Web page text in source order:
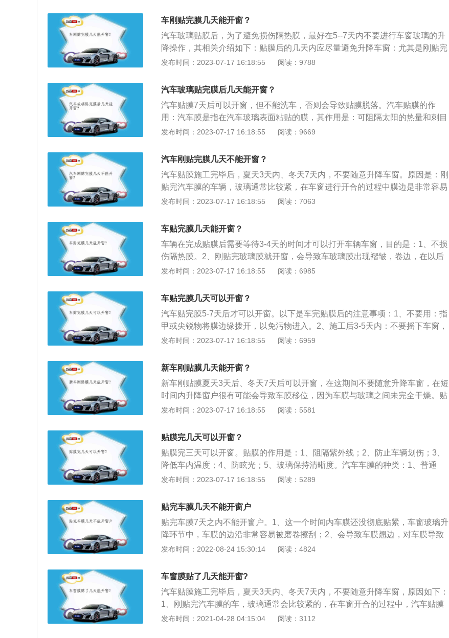
出现空隙从而使车膜脱落。3、除了以上的注意点，汽车贴膜后三天内也尽量不
要洗车，这样很容易引发车膜起泡现象的出现。
禁洗车，这是为了避免水分可能造成的汽车贴膜脱落，所以在汽车贴膜施工的时
候可以先把汽车洗了再贴膜。汽车贴膜后一周内，停放车辆时，应选择阳光充足
的地方，以确保汽车贴膜内水气充分蒸发。为确保汽车贴膜稳固地附着在玻璃
上，汽车贴膜后两个月内不要在车窗上直接粘贴、悬挂东西，以免拔起吸盘和粘
贴物时拉开空隙，或对汽车贴膜造成损伤。
车刚贴完膜几天能开窗？
汽车玻璃贴膜后，为了避免损伤隔热膜，最好在5--7天内不要进行车窗玻璃的升
降操作，其相关介绍如下：贴膜后的几天内应尽量避免升降车窗：尤其是刚贴完
膜的新车，玻璃通常比较紧，隔热膜固定地附着在车窗上需要5-7天，因此在车窗
的车膜通常具有良好的耐磨性，如龙膜的膜层之间使用的是专用的高性能树脂
胶，粘合性非常出众，能做到无边或微边(膜边缘与玻璃边缘只差1-2毫米)仍不易
磨翘，且具有很好的防划伤性能。选用优质质量：优质的车膜通常具有良好的耐
磨性，膜层之间使用的是专用的高性能树脂胶，粘合性非常出众，能做到贴膜时
膜边缘与玻璃边缘只差2毫米仍不易磨翘，并且，防划伤涂层使之具有很强的防
发布时间：2023-07-17 16:18:55 阅读：9788
汽车玻璃贴完膜后几天能开窗？
汽车贴膜7天后可以开窗，但不能洗车，否则会导致贴膜脱落。汽车贴膜的作
用：汽车膜是指在汽车玻璃表面粘贴的膜，其作用是：可阻隔太阳的热量和刺目
眩光；减少汽车空调负荷提高燃油效率，增加行车的舒适感；可阻隔紫外线，保
车的安全性，可以将玻璃碎片粘在原位，避免人员受伤；可以营造私密的空间，
防御别人窥视。汽车贴膜的缺点：玻璃制品非常容易裂开。而且人们口中呼出的
热气还会在玻璃上起雾甚至是凝结成冰，这也非常不安全。
发布时间：2023-07-17 16:18:55 阅读：9669
汽车刚贴完膜几天不能开窗？
汽车贴膜施工完毕后，夏天3天内、冬天7天内，不要随意升降车窗。原因是：刚
贴完汽车膜的车辆，玻璃通常比较紧，在车窗进行开合的过程中膜边是非常容易
磨卷翘，导致还没有完全粘合的膜也容易发生位移，对汽车贴膜造成损伤。以下
足的地方，以确保汽车贴膜内水气充分蒸发；2、汽车贴膜三天之内严禁洗车，
为了避免水分可能造成的汽车贴膜脱落，所以在汽车贴膜施工的时候可以先把车
辆洗净再贴膜；3、汽车后挡贴膜后，一周内请勿开启后挡除雾线，水分未干也
容易对除雾线造成不良影响，除雾线使用后一定要记着关闭，以免长期高温使汽
车贴膜起泡变形；4、装贴后可用湿毛巾、海绵或者柔软布料擦拭膜面；5、在汽
发布时间：2023-07-17 16:18:55 阅读：7063
车贴完膜几天能开窗？
车辆在完成贴膜后需要等待3-4天的时间才可以打开车辆车窗，目的是：1、不损
伤隔热膜。2、刚贴完玻璃膜就开窗，会导致车玻璃膜出现褶皱，卷边，在以后
的使用过程中受到影响。贴膜后注意事项如下：1、不要用指甲或尖锐物将膜边
卷。3、不要把粘贴性标签直接贴到膜上。4、车内常备一块高吸附力的超细纤维
擦拭布用于日常擦拭。5、一个月内不要在车窗上悬挂吸盘式玩偶等物件。6、贴
膜后车膜与玻璃之间产生云雾状水雾属于正常现象，2-3周内它会自然干透消失。
7、2-3周后可以清洗，使用不起毛的布等柔软物品沾有洗涤灵的水擦试，注意不
要夹入砂粒或尖锐颗粒，以免划伤膜表面，同时也不能用氨基常液进行清洗。
地区规定要求透光率达到70%以上才可以通过年检。
发布时间：2023-07-17 16:18:55 阅读：6985
车贴完膜几天可以开窗？
汽车贴完膜5-7天后才可以开窗。以下是车完贴膜后的注意事项：1、不要用：指
甲或尖锐物将膜边缘拨开，以免污物进入。2、施工后3-5天内：不要摇下车窗，
防止膜边缘出现翻卷。3、车内：常备一块高吸附力的超细纤维擦拭布用于日常
车膜与玻璃之间产生云雾状的水雾属于正常现象，2-3周内它会自然干透消失。
发布时间：2023-07-17 16:18:55 阅读：6959
新车刚贴膜几天能开窗？
新车刚贴膜夏天3天后、冬天7天后可以开窗，在这期间不要随意升降车窗，在短
时间内升降窗户很有可能会导致车膜移位，因为车膜与玻璃之间未完全干燥。贴
膜后应该将车停在阳光好的地方，便于膜内水分蒸发，三天内不要洗车。汽车贴
状物体也叫做太阳膜或者叫做隔热膜，其作用主要是阻挡紫外线、阻隔部分热量
以及防止玻璃飞溅导致的伤人、防眩光等情况发生，同时根据太阳膜的单向透视
性能，达到保护个人隐私的目的。此外，汽车贴膜也可以减少车内物品以及人员
因紫外线照射造成的损伤，通过物理反光，降低车内温度，减少汽车空调的使
用，从而降低油耗。
发布时间：2023-07-17 16:18:55 阅读：5581
贴膜完几天可以开窗？
贴膜完三天可以开窗。贴膜的作用是：1、阻隔紫外线；2、防止车辆划伤；3、
降低车内温度；4、防眩光；5、玻璃保持清晰度。汽车车膜的种类：1、普通
膜；2、防爆膜；3、防晒隔热膜。贴膜的结构：抗磨层、pet安全基层、金属隔热
车车膜；3、清洗前挡风玻璃；4、用烤枪为膜定型；5、烤膜完成后对膜进行细
裁即可。
发布时间：2023-07-17 16:18:55 阅读：5289
贴完车膜几天不能开窗户
贴完车膜7天之内不能开窗户。1、这一个时间内车膜还没彻底贴紧，车窗玻璃升
降环节中，车膜的边沿非常容易被磨卷擦刮；2、会导致车膜翘边，对车膜导致
损害；3、并且贴膜三天之内禁止洗车，这也是为了防止水分可能造成的车窗贴
量还有紫外线的作用。汽车玻璃贴膜还有一个关键作用便是防爆，当遇上玻璃自
爆或遭到外力百撞击破裂时，玻璃贴膜可以粘住玻璃碎片，防止乘客遭到二次伤
害，提高安全性。还有便是保护隐私，汽车玻璃出厂通常是透明的，为了能保护
隐私，可以挑选贴深色的车窗玻璃膜，起着保护车里隐私的作用。
发布时间：2022-08-24 15:30:14 阅读：4824
车窗膜贴了几天能开窗?
汽车贴膜施工完毕后，夏天3天内、冬天7天内，不要随意升降车窗，原因如下：
1、刚贴完汽车膜的车，玻璃通常会比较紧的，在车窗开合的过程中，汽车贴膜
边缘很容易磨卷起翘，对汽车贴膜造成损伤的；2、汽车贴膜后一周内，停放车
发布时间：2021-04-28 04:15:04 阅读：3112